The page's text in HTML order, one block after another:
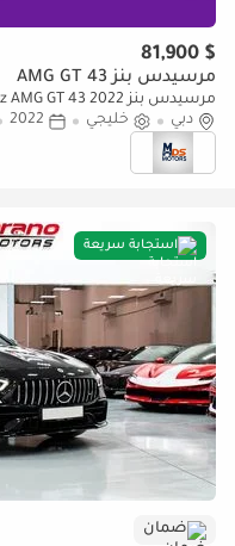
$ 81,900
مرسيدس بنز AMG GT 43
خليجية
دبي خليجي 2022
استجابة سريعة
ضمان